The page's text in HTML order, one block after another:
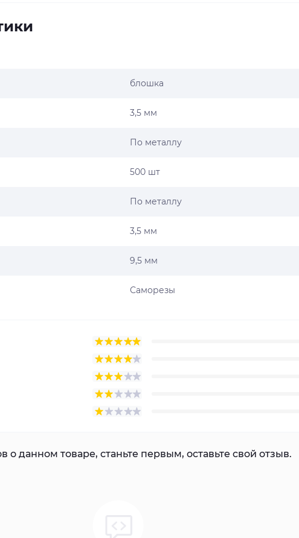
блошка
3,5 мм
По металлу
500 шт
По металлу
3,5 мм
9,5 мм
Саморезы
о данном товаре, станьте первым, оставьте свой отзыв.